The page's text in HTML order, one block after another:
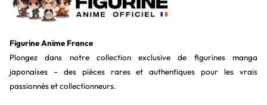
Figurine Anime France
Plongez dans notre collection exclusive de figurines manga
japonaises – des pièces rares et authentiques pour les vrais
passionnés et collectionneurs.